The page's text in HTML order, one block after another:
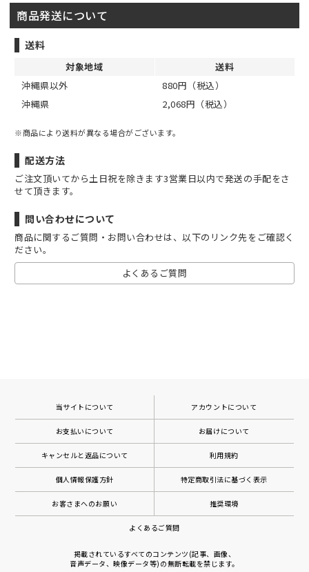
商品発送について
送料
対象地域
送料
沖縄県以外
880円（税込）
沖縄県
2,068円（税込）
※商品により送料が異なる場合がございます。
配送方法
ご注文頂いてから土日祝を除きます3営業日以内で発送の手配をさ
せて頂きます。
問い合わせについて
商品に関するご質問・お問い合わせは、以下のリンク先をご確認く
ださい。
よくあるご質問
当サイトについて アカウントについて
お支払いについて お届けについて
キャンセルと返品について 利用規約
個人情報保護方針 特定商取引法に基づく表示
お客さまへのお願い 推奨環境
よくあるご質問
掲載されているすべてのコンテンツ(記事、画像、
音声データ、映像データ等)の無断転載を禁じます。